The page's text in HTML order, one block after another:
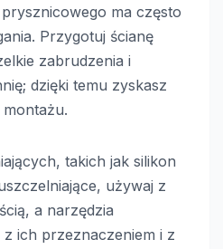
ma często
Przygotuj ścianę
zabrudzenia i
dzięki temu zyskasz
takich jak silikon
używaj z
a narzędzia
ich przeznaczeniem i z